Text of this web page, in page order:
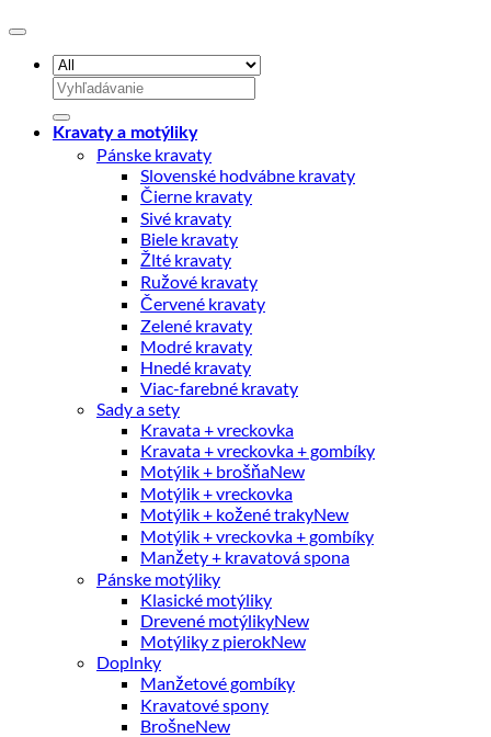
Hľadať:
Kravaty a motýliky
Pánske kravaty
Slovenské hodvábne kravaty
Čierne kravaty
Sivé kravaty
Biele kravaty
Žlté kravaty
Ružové kravaty
Červené kravaty
Zelené kravaty
Modré kravaty
Hnedé kravaty
Viac-farebné kravaty
Sady a sety
Kravata + vreckovka
Kravata + vreckovka + gombíky
Motýlik + brošňa
Motýlik + vreckovka
Motýlik + kožené traky
Motýlik + vreckovka + gombíky
Manžety + kravatová spona
Pánske motýliky
Klasické motýliky
Drevené motýliky
Motýliky z pierok
Doplnky
Manžetové gombíky
Kravatové spony
Brošne